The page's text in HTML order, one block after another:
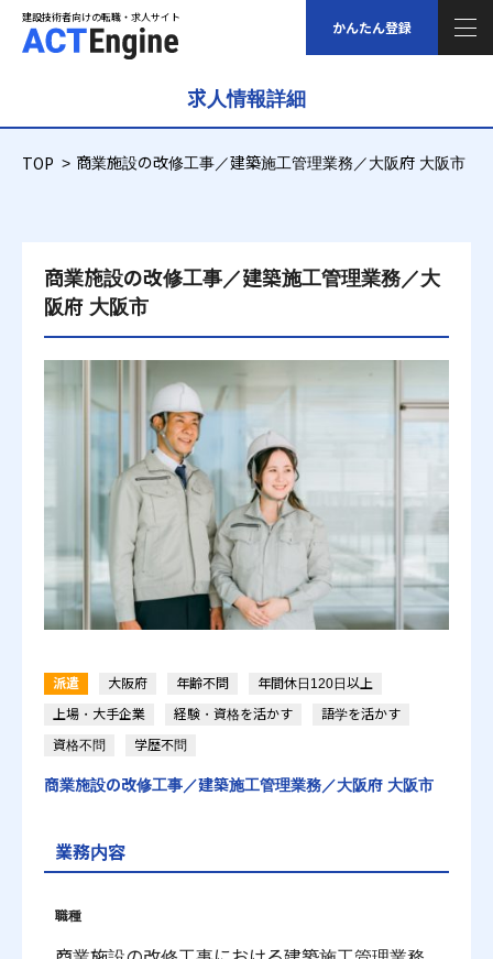
建設技術者向けの転職・求人サイト
かんたん登録
求人情報詳細
TOP 商業施設の改修工事／建築施工管理業務／大阪府 大阪市
商業施設の改修工事／建築施工管理業務／大
阪府 大阪市
派遣 大阪府 年齢不問
年間休日120日以上
上場・大手企業
経験・資格を活かす
語学を活かす
資格不問
学歴不問
商業施設の改修工事／建築施工管理業務／大阪府 大阪市
業務内容
職種
建設技術者向けの転職・求人サイト
スタッフの声
福利厚生について
コラム
給与シミュレーション
かんたん登録
プライバシーポリシー
運営会社
労働派遣事業に関する情報公開について
© 2021 ACT Engine All Rights Reserved.